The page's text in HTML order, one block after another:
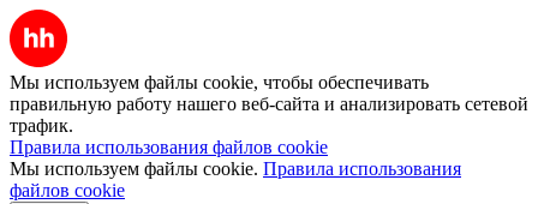
Мы используем файлы cookie, чтобы обеспечивать
правильную работу нашего веб-сайта и анализировать сетевой
трафик.
Правила использования файлов cookie
Мы используем файлы cookie. Правила использования
файлов cookie